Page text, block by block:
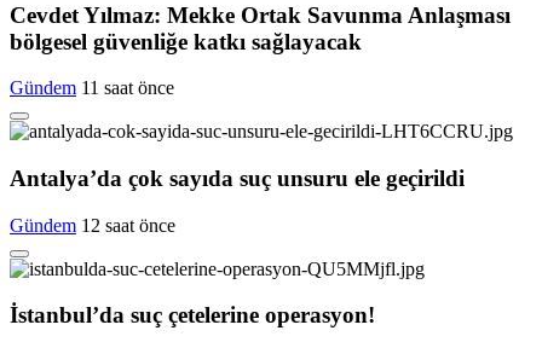
Cevdet Yılmaz: Mekke Ortak Savunma Anlaşması
bölgesel güvenliğe katkı sağlayacak
Gündem 11 saat önce
Antalya’da çok sayıda suç unsuru ele geçirildi
Gündem 12 saat önce
İstanbul’da suç çetelerine operasyon!